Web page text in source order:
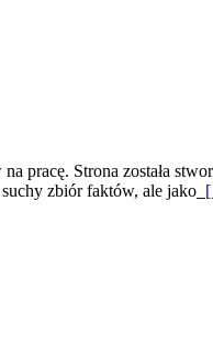
pracę. Strona została
zbiór faktów, ale jako